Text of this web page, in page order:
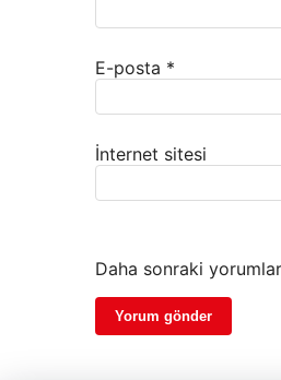
E-posta *
İnternet sitesi
Daha sonraki